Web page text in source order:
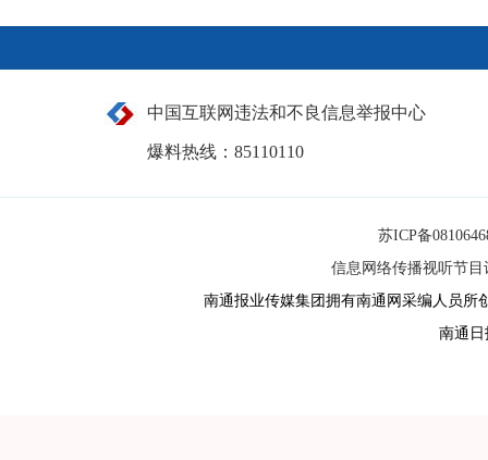
中国互联网违法和不良信息举报中心
爆料热线：85110110
苏ICP备
信息网络传播视听节目
南通报业传媒集团拥有南通网采编人员所
南通日